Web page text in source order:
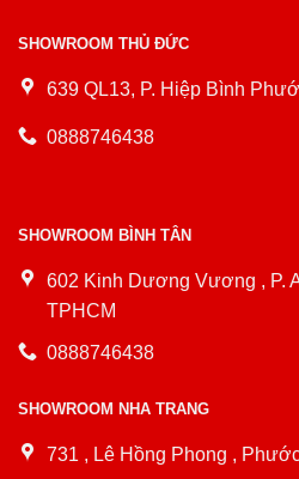
SHOWROOM THỦ ĐỨC
639 QL13, P. Hiệp Bình
0888746438
SHOWROOM BÌNH TÂN
602 Kinh Dương Vương , P.
TPHCM
0888746438
SHOWROOM NHA TRANG
731 , Lê Hồng Phong ,